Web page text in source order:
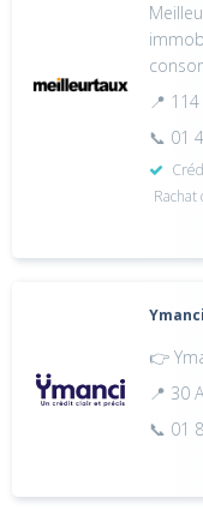
📍
📞 01
👉
📍 30
📞 01